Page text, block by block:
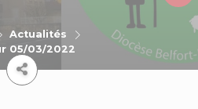
Actualités
05/03/2022